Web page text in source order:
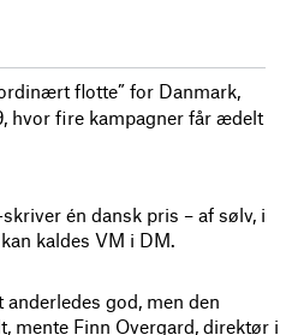
flotte” for Danmark,
hvor fire kampagner får ædelt
én dansk pris – af sølv, i
kaldes VM i DM.
god, men den
mente Finn Overgard, direktør i